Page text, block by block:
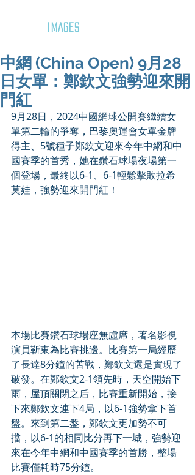
IMAGES
中網 (China Open) 9月28
日女單：鄭欽文強勢迎來開
門紅
9月28日，2024中國網球公開賽繼續女
單第二輪的爭奪，巴黎奧運會女單金牌
得主、5號種子鄭欽文迎來今年中網和中
國賽季的首秀，她在鑽石球場夜場第一
個登場，最終以6-1、6-1輕鬆擊敗拉希
莫娃，強勢迎來開門紅！
本場比賽鑽石球場座無虛席，著名影視
演員靳東為比賽挑邊。比賽第一局經歷
了長達8分鐘的苦戰，鄭欽文還是實現了
破發。在鄭欽文2-1領先時，天空開始下
雨，屋頂關閉之后，比賽重新開始，接
下來鄭欽文連下4局，以6-1強勢拿下首
盤。來到第二盤，鄭欽文更加勢不可
擋，以6-1的相同比分再下一城，強勢迎
來在今年中網和中國賽季的首勝，整場
比賽僅耗時75分鐘。